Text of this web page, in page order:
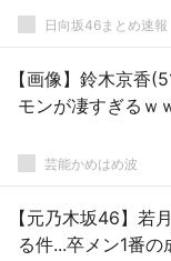
日向坂46まとめ速報
【画像】鈴木京香
モンが凄すぎるｗ
芸能かめはめ波
【元乃木坂46】若
る件...卒メン1番の